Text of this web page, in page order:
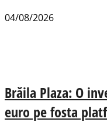
04/08/2026
Brăila Plaza: O
euro pe fosta